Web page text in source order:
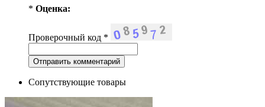
* Оценка:
Проверочный код *
Сопутствующие товары